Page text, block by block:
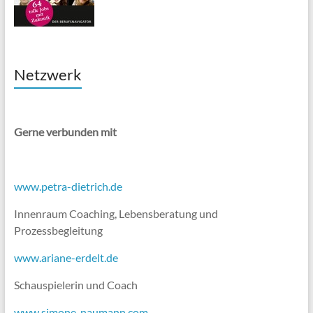
Netzwerk
Gerne verbunden mit
www.petra-dietrich.de
Innenraum Coaching, Lebensberatung und
Prozessbegleitung
www.ariane-erdelt.de
Schauspielerin und Coach